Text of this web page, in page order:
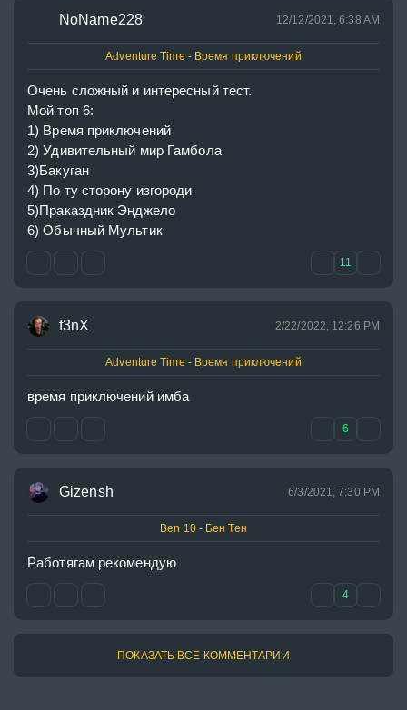
Gizensh 6/3/2021, 7:30 PM
Ben 10 - Бен Тен
Работягам рекомендую
4
NoName228 12/12/2021, 6:38 AM
Adventure Time - Время приключений
Очень сложный и интересный тест.
Мой топ 6:
1) Время приключений
2) Удивительный мир Гамбола
3)Бакуган
4) По ту сторону изгороди
5)Праказдник Энджело
6) Обычный Мультик
11
f3nX 2/22/2022, 12:26 PM
Adventure Time - Время приключений
время приключений имба
6
ПОКАЗАТЬ ВСЕ КОММЕНТАРИИ